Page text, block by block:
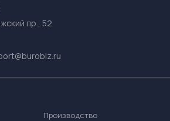
пр., 52
Производство